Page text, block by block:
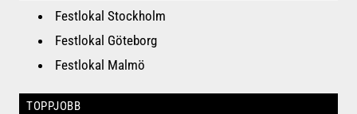
Festlokal Stockholm
Festlokal Göteborg
Festlokal Malmö
TOPPJOBB